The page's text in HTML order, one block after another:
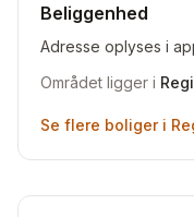
Beliggenhed
Adresse oplyses i
Området ligger i
Se flere boliger i